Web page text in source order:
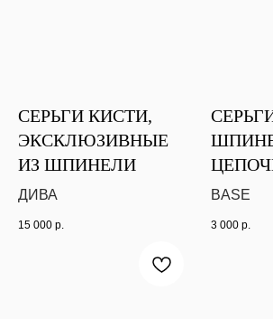
СЕРЬГИ КИСТИ,
ЭКСКЛЮЗИВНЫЕ
ИЗ ШПИНЕЛИ
ДИВА
15 000 р.
BASE
3 000 р.